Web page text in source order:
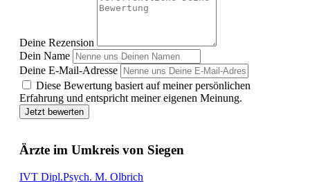
Deine Rezension
Dein Name
Deine E-Mail-Adresse
Diese Bewertung basiert auf meiner persönlichen
Erfahrung und entspricht meiner eigenen Meinung.
Jetzt bewerten
Ärzte im Umkreis von Siegen
IVT Dipl.Psych. M. Olbrich